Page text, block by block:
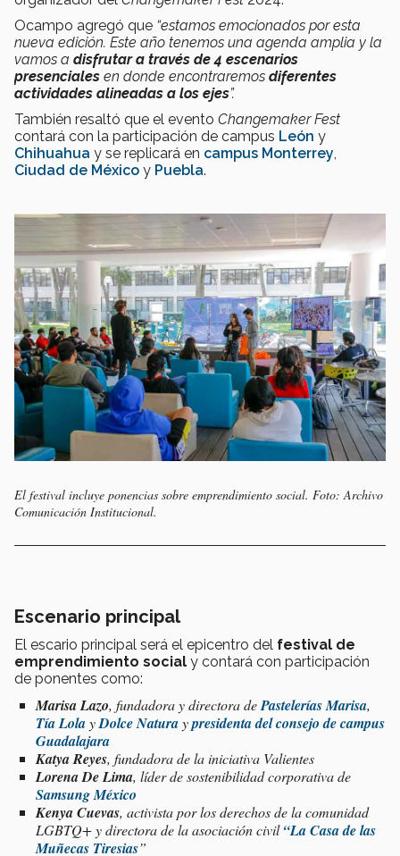
Ocampo agregó que “estamos emocionados por esta
nueva edición. Este año tenemos una agenda amplia y la
vamos a disfrutar a través de 4 escenarios
presenciales en donde encontraremos diferentes
actividades alineadas a los ejes”.
También resaltó que el evento Changemaker Fest
contará con la participación de campus León y
Chihuahua y se replicará en campus Monterrey,
Ciudad de México y Puebla.
El festival incluye ponencias sobre emprendimiento social. Foto: Archivo
Comunicación Institucional.
Escenario principal
El escario principal será el epicentro del festival de
emprendimiento social y contará con participación
de ponentes como:
Marisa Lazo, fundadora y directora dePastelerías Marisa,
Tía LolayDolce Naturaypresidenta del consejo de campus
Guadalajara
Katya Reyes, fundadora de la iniciativa Valientes
Lorena De Lima, líder de sostenibilidad corporativa de
Samsung México
Kenya Cuevas, activista por los derechos de la comunidad
LGBTQ+ y directora de la asociación civil“La Casa de las
Muñecas Tiresias”